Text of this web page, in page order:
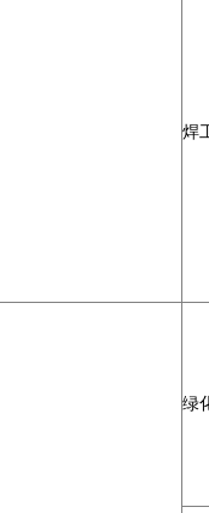
焊
绿